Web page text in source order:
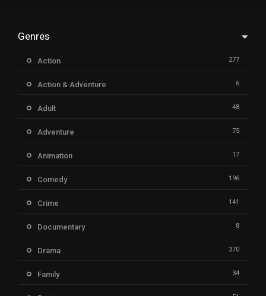
Genres
Action 277
Action & Adventure 6
Adult 48
Adventure 75
Animation 17
Comedy 196
Crime 141
Documentary 8
Drama 370
Family 34